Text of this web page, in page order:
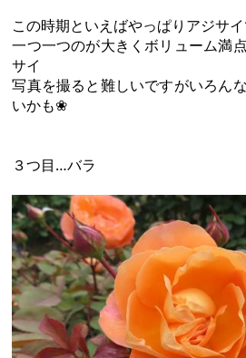
この時期といえばやっぱりアジサイ
一つ一つのが大きくボリューム満
サイ
写真を撮ると難しいですがいろん
いかも❀
３つ目…バラ